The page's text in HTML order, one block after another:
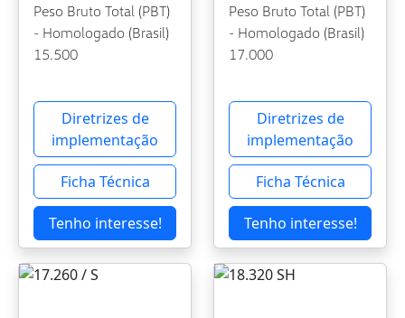
Peso Bruto Total (PBT)
- Homologado (Brasil)
15.500
Diretrizes de
implementação
Ficha Técnica
Tenho interesse!
Peso Bruto Total (PBT)
- Homologado (Brasil)
17.000
Diretrizes de
implementação
Ficha Técnica
Tenho interesse!